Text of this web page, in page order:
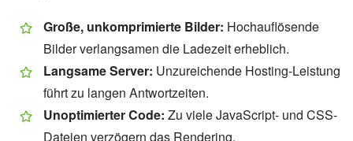
Große, unkomprimierte Bilder: Hochauflösende
Bilder verlangsamen die Ladezeit erheblich.
Langsame Server: Unzureichende Hosting-Leistung
führt zu langen Antwortzeiten.
Unoptimierter Code: Zu viele JavaScript- und CSS-
Dateien verzögern das Rendering.